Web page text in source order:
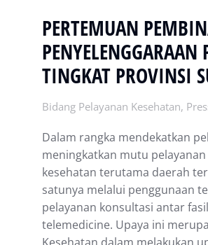
PERTEMUAN
TINGKAT PROVINSI
Bidang Pelayanan Kesehatan,
Dalam rangka mendekatkan
meningkatkan mutu
kesehatan terutama daerah
satunya melalui penggunaan
pelayanan konsultasi antar
telemedicine. Upaya ini
Kesehatan dalam melakukan